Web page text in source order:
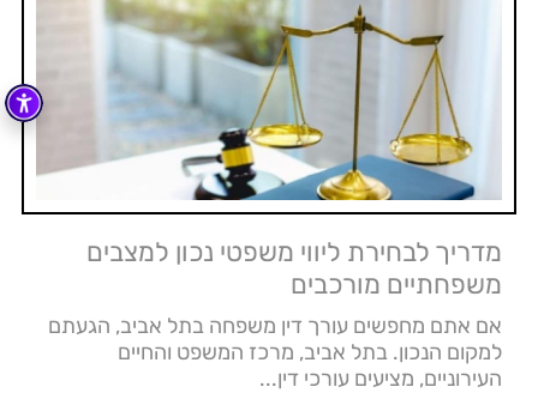
מדריך לבחירת ליווי משפטי נכון למצבים
משפחתיים מורכבים
אם אתם מחפשים עורך דין משפחה בתל אביב, הגעתם
למקום הנכון. בתל אביב, מרכז המשפט והחיים
העירוניים, מציעים עורכי דין...